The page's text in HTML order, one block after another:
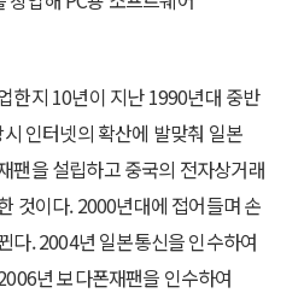
한지 10년이 지난 1990년대 중반
인터넷의 확산에 발맞춰 일본
팬을 설립하고 중국의 전자상거래
것이다. 2000년대에 접어들며 손
다. 2004년 일본통신을 인수하여
년 보다폰재팬을 인수하여